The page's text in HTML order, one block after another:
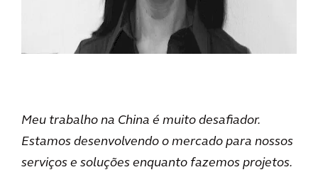
Meu trabalho na China é muito desafiador.
Estamos desenvolvendo o mercado para nossos
serviços e soluções enquanto fazemos projetos.